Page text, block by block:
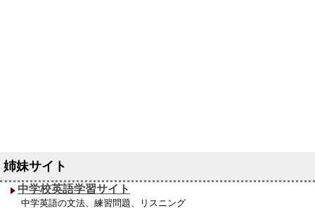
中学校英語学習サイト
中学英語の文法、練習問題、リスニング